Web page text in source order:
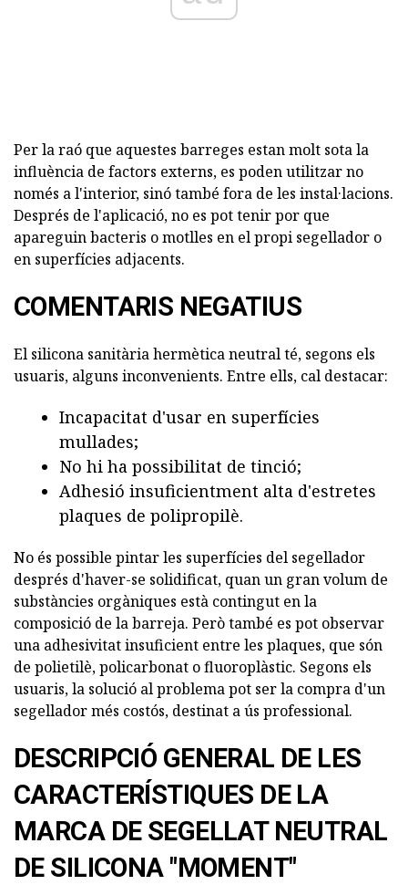
Per la raó que aquestes barreges estan molt sota la
influència de factors externs, es poden utilitzar no
només a l'interior, sinó també fora de les instal·lacions.
Després de l'aplicació, no es pot tenir por que
apareguin bacteris o motlles en el propi segellador o
en superfícies adjacents.
COMENTARIS NEGATIUS
El silicona sanitària hermètica neutral té, segons els
usuaris, alguns inconvenients. Entre ells, cal destacar:
Incapacitat d'usar en superfícies
mullades;
No hi ha possibilitat de tinció;
Adhesió insuficientment alta d'estretes
plaques de polipropilè.
No és possible pintar les superfícies del segellador
després d'haver-se solidificat, quan un gran volum de
substàncies orgàniques està contingut en la
composició de la barreja. Però també es pot observar
una adhesivitat insuficient entre les plaques, que són
de polietilè, policarbonat o fluoroplàstic. Segons els
usuaris, la solució al problema pot ser la compra d'un
segellador més costós, destinat a ús professional.
DESCRIPCIÓ GENERAL DE LES
CARACTERÍSTIQUES DE LA
MARCA DE SEGELLAT NEUTRAL
DE SILICONA "MOMENT"